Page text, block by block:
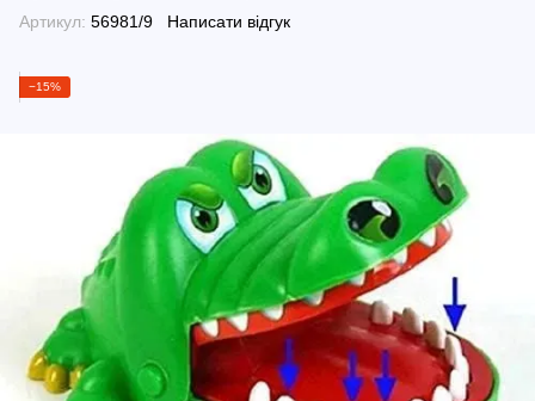
Артикул: 56981/9 Написати відгук
−15%